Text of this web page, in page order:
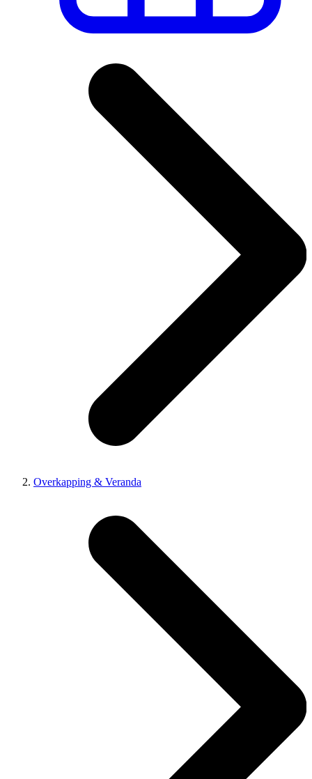
Overkapping & Veranda